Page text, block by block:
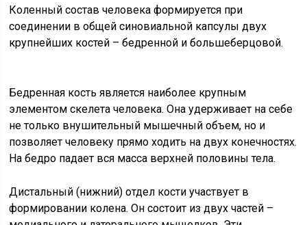
Коленный состав человека формируется при
соединении в общей синовиальной капсулы двух
крупнейших костей – бедренной и большеберцовой.
Бедренная кость является наиболее крупным
элементом скелета человека. Она удерживает на себе
не только внушительный мышечный объем, но и
позволяет человеку прямо ходить на двух конечностях.
На бедро падает вся масса верхней половины тела.
Дистальный (нижний) отдел кости участвует в
формировании колена. Он состоит из двух частей –